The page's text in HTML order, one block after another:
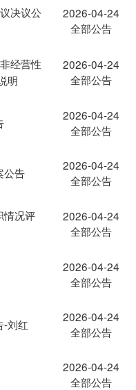
决议公
2026-04-24
全部公告
经营性
明
2026-04-24
全部公告
2026-04-24
全部公告
公告
2026-04-24
全部公告
情况评
2026-04-24
全部公告
2026-04-24
全部公告
-刘红
2026-04-24
全部公告
2026-04-24
全部公告